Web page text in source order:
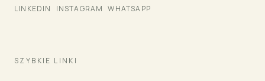
LINKEDIN INSTAGRAM WHATSAPP
SZYBKIE LINKI